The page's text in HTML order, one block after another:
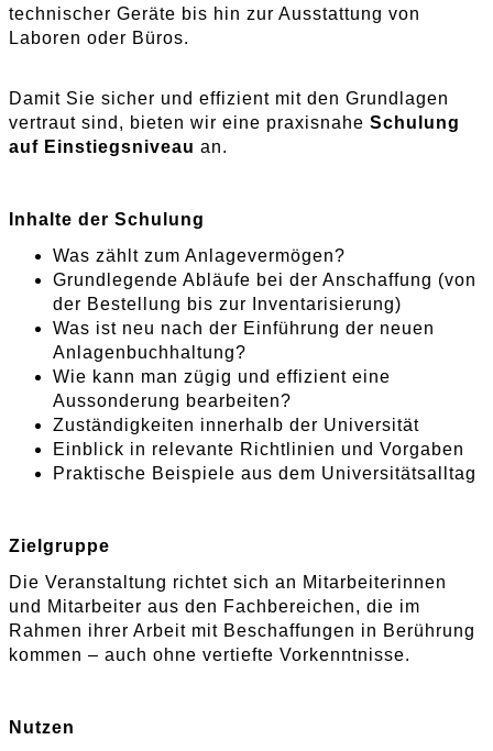
technischer Geräte bis hin zur Ausstattung von
Laboren oder Büros.
Damit Sie sicher und effizient mit den Grundlagen
vertraut sind, bieten wir eine praxisnahe Schulung
auf Einstiegsniveau an.
Inhalte der Schulung
Was zählt zum Anlagevermögen?
Grundlegende Abläufe bei der Anschaffung (von
der Bestellung bis zur Inventarisierung)
Was ist neu nach der Einführung der neuen
Anlagenbuchhaltung?
Wie kann man zügig und effizient eine
Aussonderung bearbeiten?
Zuständigkeiten innerhalb der Universität
Einblick in relevante Richtlinien und Vorgaben
Praktische Beispiele aus dem Universitätsalltag
Zielgruppe
Die Veranstaltung richtet sich an Mitarbeiterinnen
und Mitarbeiter aus den Fachbereichen, die im
Rahmen ihrer Arbeit mit Beschaffungen in Berührung
kommen – auch ohne vertiefte Vorkenntnisse.
Nutzen